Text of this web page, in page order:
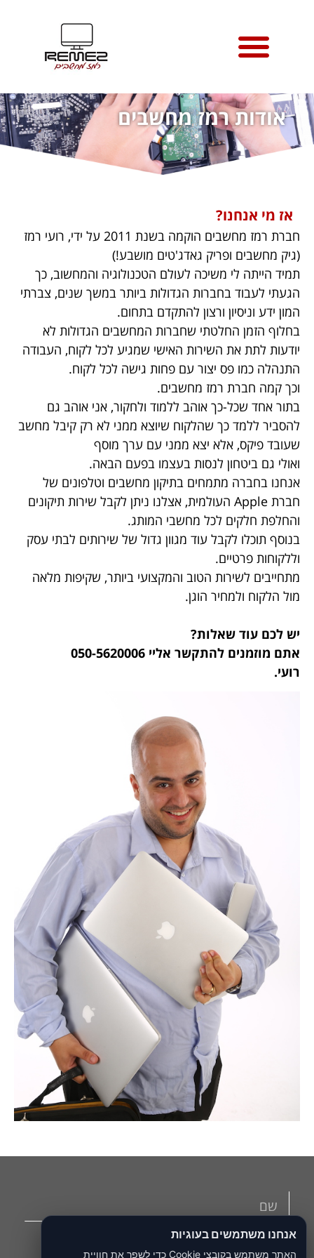
אודות רמז מחשבים
אז מי אנחנו?
חברת רמז מחשבים הוקמה בשנת 2011 על ידי, רועי רמז
(גיק מחשבים ופריק גאדג'טים מושבע!)
תמיד הייתה לי משיכה לעולם הטכנולוגיה והמחשוב, כך
הגעתי לעבוד בחברות הגדולות ביותר במשך שנים, צברתי
המון ידע וניסיון ורצון להתקדם בתחום.
בחלוף הזמן החלטתי שחברות המחשבים הגדולות לא
יודעות לתת את השירות האישי שמגיע לכל לקוח, העבודה
התנהלה כמו פס יצור עם פחות גישה לכל לקוח.
וכך קמה חברת רמז מחשבים.
בתור אחד שכל-כך אוהב ללמוד ולחקור, אני אוהב גם
להסביר ללמד כך שהלקוח שיוצא ממני לא רק קיבל מחשב
שעובד פיקס, אלא יצא ממני עם ערך מוסף
ואולי גם ביטחון לנסות בעצמו בפעם הבאה.
אנחנו בחברה מתמחים בתיקון מחשבים וטלפונים של
חברת Apple העולמית, אצלנו ניתן לקבל שירות תיקונים
והחלפת חלקים לכל מחשבי המותג.
בנוסף תוכלו לקבל עוד מגוון גדול של שירותים לבתי עסק
וללקוחות פרטיים.
מתחייבים לשירות הטוב והמקצועי ביותר, שקיפות מלאה
מול הלקוח ולמחיר הוגן.
יש לכם עוד שאלות?
אתם מוזמנים להתקשר אליי 050-5620006
רועי.
אנחנו משתמשים בעוגיות
האתר משתמש בקובצי Cookie כדי לשפר את חוויית